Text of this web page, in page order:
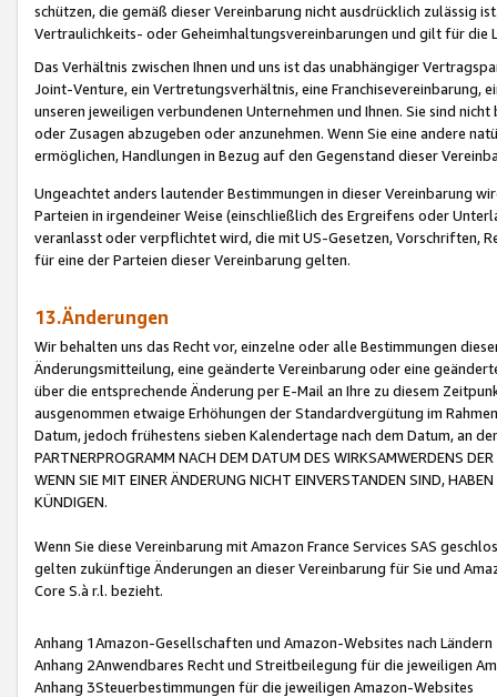
schützen, die gemäß dieser Vereinbarung nicht ausdrücklich zulässig
Vertraulichkeits- oder Geheimhaltungsvereinbarungen und gilt für die
Das Verhältnis zwischen Ihnen und uns ist das unabhängiger
Joint-Venture, ein Vertretungsverhältnis, eine Franchisevereinbarung,
unseren jeweiligen verbundenen Unternehmen und Ihnen. Sie sind
oder Zusagen abzugeben oder anzunehmen. Wenn Sie eine andere
ermöglichen, Handlungen in Bezug auf den Gegenstand dieser
Ungeachtet anders lautender Bestimmungen in dieser Vereinbarung
Parteien in irgendeiner Weise (einschließlich des Ergreifens oder
veranlasst oder verpflichtet wird, die mit US-Gesetzen, Vorschriften,
für eine der Parteien dieser Vereinbarung gelten.
13.Änderungen
Wir behalten uns das Recht vor, einzelne oder alle Bestimmungen
Änderungsmitteilung, eine geänderte Vereinbarung oder eine
über die entsprechende Änderung per E-Mail an Ihre zu diesem
ausgenommen etwaige Erhöhungen der Standardvergütung im
Datum, jedoch frühestens sieben Kalendertage nach dem Datum, an
PARTNERPROGRAMM NACH DEM DATUM DES WIRKSAMWERDENS
WENN SIE MIT EINER ÄNDERUNG NICHT EINVERSTANDEN SIND,
KÜNDIGEN.
Wenn Sie diese Vereinbarung mit Amazon France Services SAS
gelten zukünftige Änderungen an dieser Vereinbarung für Sie und
Core S.à r.l. bezieht.
Anhang 1Amazon-Gesellschaften und Amazon-Websites nach Ländern
Anhang 2Anwendbares Recht und Streitbeilegung für die jeweiligen
Anhang 3Steuerbestimmungen für die jeweiligen Amazon-Websites